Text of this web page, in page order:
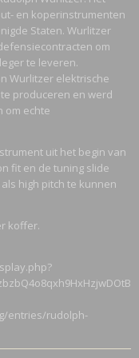
en koperinstrumenten
Staten. Wurlitzer
om
te leveren.
Wurlitzer elektrische
produceren en werd
om echte
uit het begin van
fit en de tuning slide
high pitch te kunnen
koffer.
entries/rudolph-